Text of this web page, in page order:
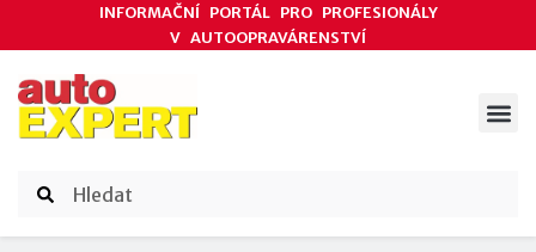
INFORMAČNÍ PORTÁL PRO PROFESIONÁLY
V AUTOOPRAVÁRENSTVÍ